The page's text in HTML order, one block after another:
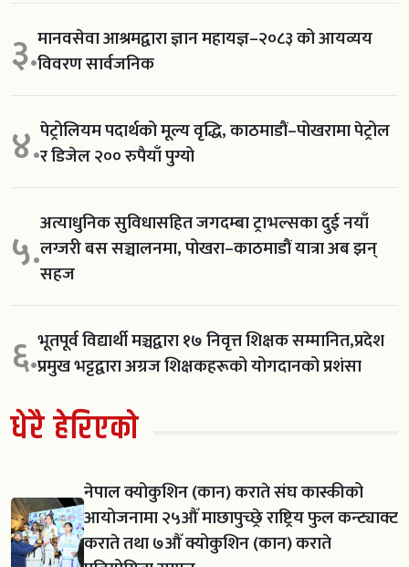
३.मानवसेवा आश्रमद्वारा ज्ञान महायज्ञ–२०८३ को आयव्यय
विवरण सार्वजनिक
४.पेट्रोलियम पदार्थको मूल्य वृद्धि, काठमाडौं–पोखरामा पेट्रोल
र डिजेल २०० रुपैयाँ पुग्यो
५.अत्याधुनिक सुविधासहित जगदम्बा ट्राभल्सका दुई नयाँ
लग्जरी बस सञ्चालनमा, पोखरा–काठमाडौं यात्रा अब झन्
सहज
६.भूतपूर्व विद्यार्थी मञ्चद्वारा १७ निवृत्त शिक्षक सम्मानित,प्रदेश
प्रमुख भट्टद्वारा अग्रज शिक्षकहरूको योगदानको प्रशंसा
धेरै हेरिएको
नेपाल क्योकुशिन (कान) कराते संघ कास्कीको
आयोजनामा २५औँ माछापुच्छ्रे राष्ट्रिय फुल कन्ट्याक्ट
कराते तथा ७औँ क्योकुशिन (कान) कराते